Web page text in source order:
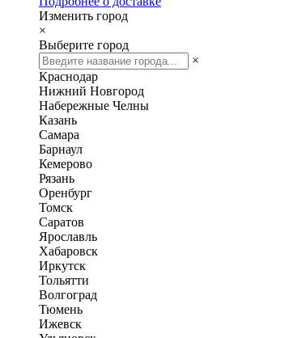
Изменить город
×
Выберите город
×
Краснодар
Нижний Новгород
Набережные Челны
Казань
Самара
Барнаул
Кемерово
Рязань
Оренбург
Томск
Саратов
Ярославль
Хабаровск
Иркутск
Тольятти
Волгоград
Тюмень
Ижевск